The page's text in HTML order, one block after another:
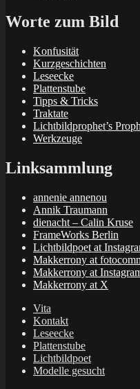
Worte zum Bild
Konfusität
Kurzgeschichten
Leseecke
Plattenstube
Tipps & Tricks
Traktate
Lichtbildprophet’s
Werkzeuge
Linksammlung
annenie annenou
Annik Traumann
dienacht – Calin Kruse
FrameWorks Berlin
Lichtbildpoet at
Makkerrony at
Makkerrony at
Makkerrony at X
Vita
Kontakt
Leseecke
Plattenstube
Lichtbildpoet
Modelle gesucht